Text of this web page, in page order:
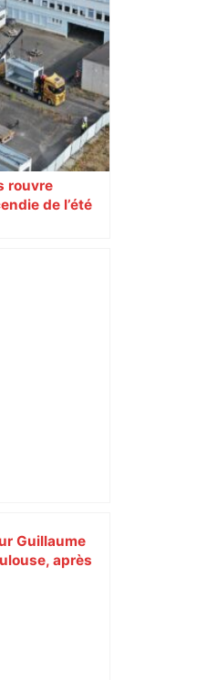
neuf :
à
rouvre
de l’été
Guillaume
après